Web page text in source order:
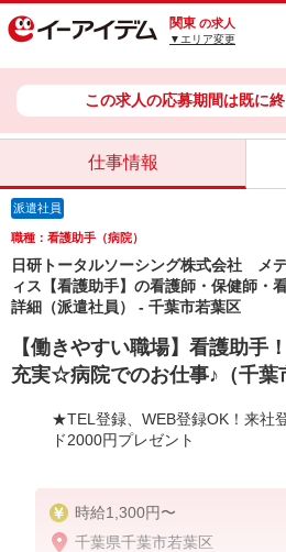
関東 の求人
▼エリア変更
この求人の応募期間は既に終
仕事情報
派遣社員
職種：看護助手（病院）
日研トータルソーシング株式会社 メ
ィス【看護助手】の看護師・保健師・
詳細（派遣社員） - 千葉市若葉区
【働きやすい職場】看護助手
充実☆病院でのお仕事♪（千葉
★TEL登録、WEB登録OK！来社
ド2000円プレゼント
時給1,300円〜
千葉県千葉市若葉区